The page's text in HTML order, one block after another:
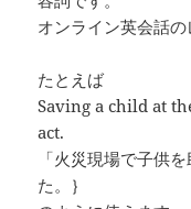
オンライン英会話の
たとえば
Saving a child at
act.
「火災現場で子供
た。｝